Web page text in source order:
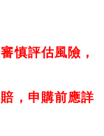
慎評估風險，
，申購前應詳